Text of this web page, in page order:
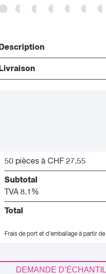
Description
Livraison
50 pièces à CHF 27.55
Subtotal
TVA 8.1%
Total
Frais de port et d'emballage à partir
DEMANDE